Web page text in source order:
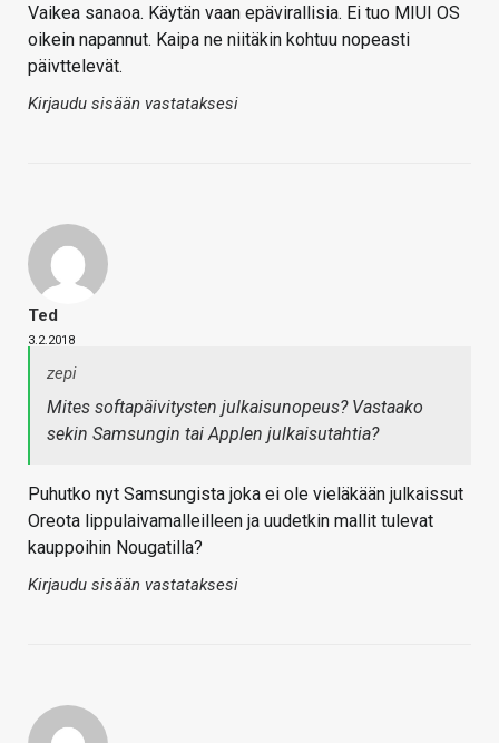
Vaikea sanaoa. Käytän vaan epävirallisia. Ei tuo MIUI OS
oikein napannut. Kaipa ne niitäkin kohtuu nopeasti
päivttelevät.
Kirjaudu sisään vastataksesi
Ted
3.2.2018
zepi
Mites softapäivitysten julkaisunopeus? Vastaako
sekin Samsungin tai Applen julkaisutahtia?
Puhutko nyt Samsungista joka ei ole vieläkään julkaissut
Oreota lippulaivamalleilleen ja uudetkin mallit tulevat
kauppoihin Nougatilla?
Kirjaudu sisään vastataksesi